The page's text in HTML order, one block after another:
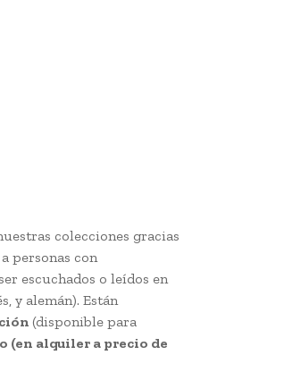
colecciones gracias
personas con
escuchados o leídos en
y alemán). Están
(disponible para
(en alquiler a precio de